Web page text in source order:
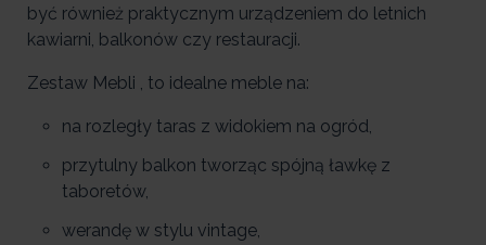
być również praktycznym urządzeniem do letnich
kawiarni, balkonów czy restauracji.
Zestaw Mebli , to idealne meble na:
na rozległy taras z widokiem na ogród,
przytulny balkon tworząc spójną ławkę z
taboretów,
werandę w stylu vintage,